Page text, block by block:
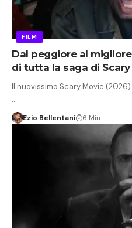
FILM
Dal peggiore al
di tutta la saga di Scary
Il nuovissimo Scary Movie
…
Ezio Bellentani 6 Min